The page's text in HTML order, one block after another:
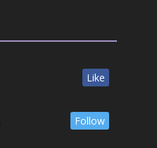
Like
Follow